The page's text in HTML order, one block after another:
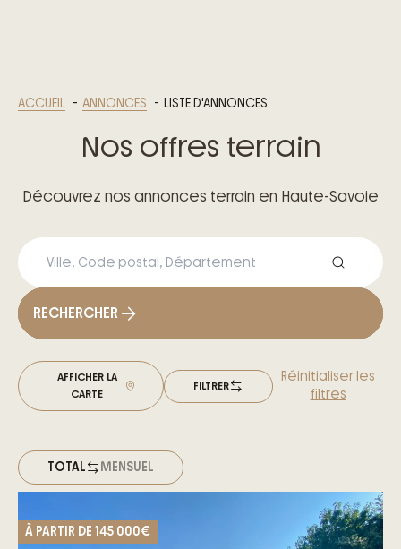
ACCUEIL ANNONCES LISTE D'ANNONCES
Nos offres terrain
Découvrez nos annonces terrain en Haute-Savoie
RECHERCHER
AFFICHER LA
CARTE
FILTRER
Réinitialiser les
filtres
TOTAL MENSUEL
À PARTIR DE 145 000€